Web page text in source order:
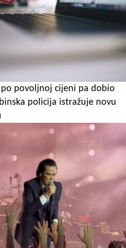
povoljnoj cijeni pa dobio
policija istražuje novu